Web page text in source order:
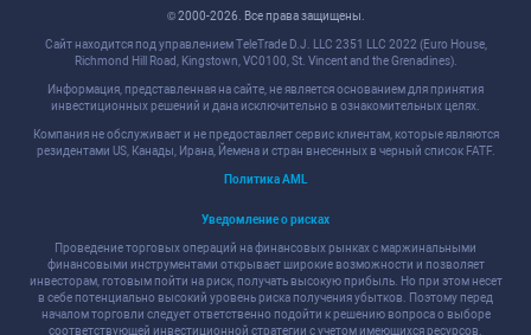
© 2000-2026. Все права защищены.
Сайт находится под управлением TeleTrade D.J. LLC 2351 LLC 2022 (Euro House,
Richmond Hill Road, Kingstown, VC0100, St. Vincent and the Grenadines).
Информация, представленная на сайте, не является основанием для принятия
инвестиционных решений и дана исключительно в ознакомительных целях.
Компания не обслуживает и не предоставляет сервис клиентам, которые являются
резидентами US, Канады, Ирана, Йемена и стран внесенных в черный список FATF.
Политика AML
Уведомление о рисках
Проведение торговых операций на финансовых рынках с маржинальными
финансовыми инструментами открывает широкие возможности и позволяет
инвесторам, готовым пойти на риск, получать высокую прибыль. Но при этом несет
в себе потенциально высокий уровень риска получения убытков. Поэтому перед
началом торговли следует ответственно подойти к решению вопроса о выборе
соответствующей инвестиционной стратегии с учетом имеющихся ресурсов.